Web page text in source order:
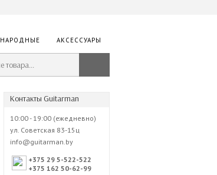
НАРОДНЫЕ АКСЕССУАРЫ
Контакты Guitarman
10:00 - 19:00 (ежедневно)
ул. Советская 83-15ц
info@guitarman.by
+375 29 5-522-522
+375 162 50-62-99